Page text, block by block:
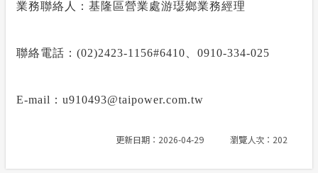
業務聯絡人：基隆區營業處游璱鄉業務經理
聯絡電話： (02)2423-1156#6410 0910-334-025
E-mail ： u910493@taipower.com.tw
更新日期：2026-04-29 瀏覽人次：202